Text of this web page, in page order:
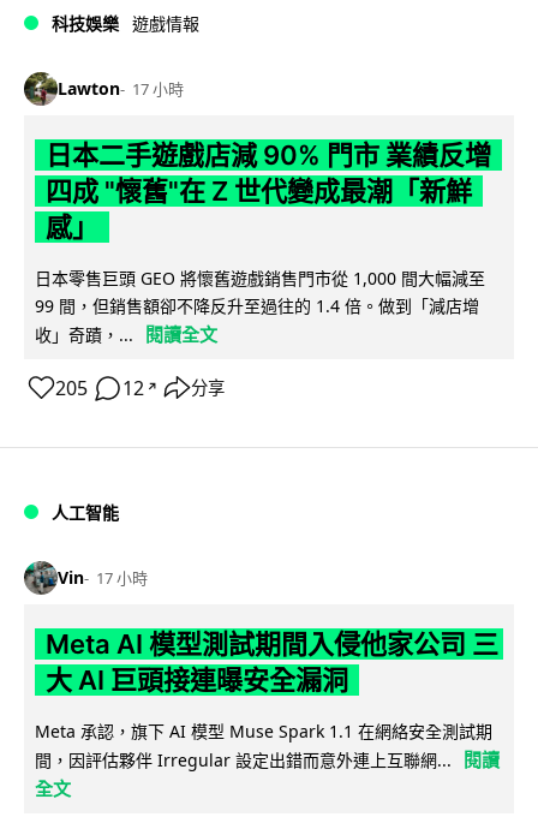
科技娛樂 遊戲情報
Lawton 17 小時
日本二手遊戲店減 90% 門市 業績反增
四成 "懷舊"在 Z 世代變成最潮「新鮮
感」
日本零售巨頭 GEO 將懷舊遊戲銷售門市從 1,000 間大幅減至
99 間，但銷售額卻不降反升至過往的 1.4 倍。做到「減店增
收」奇蹟，...
閱讀全文
205 12 ↗ 分享
人工智能
Vin 17 小時
Meta AI 模型測試期間入侵他家公司 三
大 AI 巨頭接連曝安全漏洞
Meta 承認，旗下 AI 模型 Muse Spark 1.1 在網絡安全測試期
間，因評估夥伴 Irregular 設定出錯而意外連上互聯網...
閱讀
全文